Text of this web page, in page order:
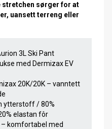
stretchen sørger for at
uansett terreng eller
3L Ski Pant
med Dermizax EV
20K/20K – vanntett
ytterstoff / 80%
elastan fôr
– komfortabel med